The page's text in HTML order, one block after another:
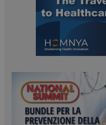
ARRAffinitySameSite